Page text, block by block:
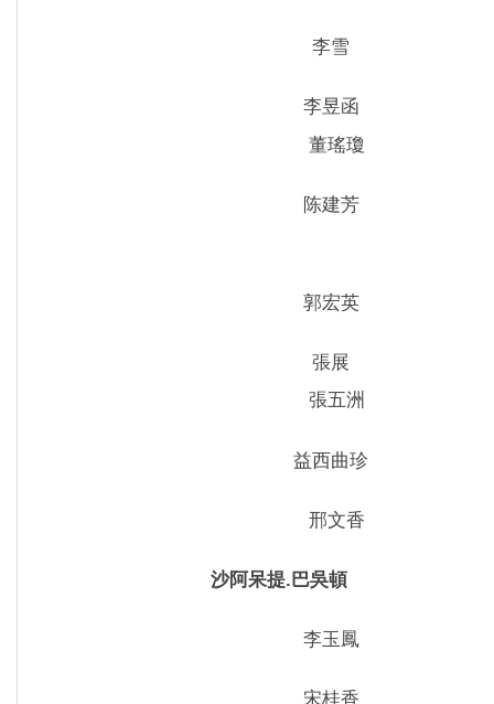
李雪
李昱函
董瑤瓊
陈建芳
郭宏英
張展
張五洲
益西曲珍
邢文香
沙阿呆提.巴吳頓
李玉鳳
宋桂香